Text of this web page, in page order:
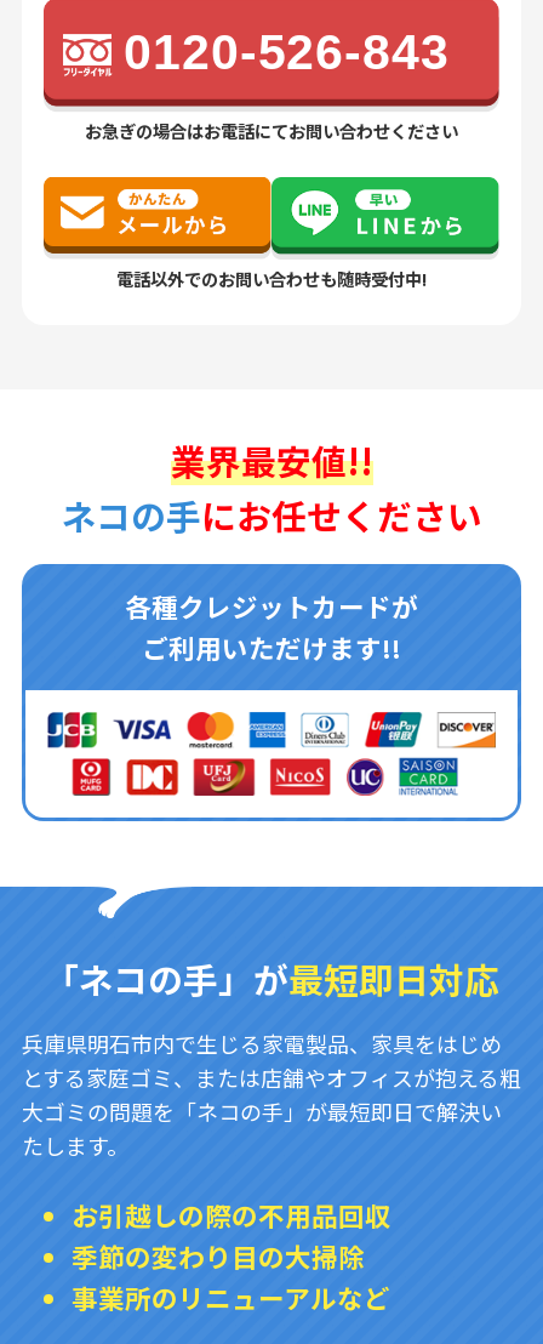
0120-526-843
お急ぎの場合はお電話にてお問い合わせください
電話以外でのお問い合わせも随時受付中!
業界最安値!!
ネコの手にお任せください
各種クレジットカードが
ご利用いただけます!!
「ネコの手」が最短即日対応
兵庫県明石市内で生じる家電製品、家具をはじめ
とする家庭ゴミ、または店舗やオフィスが抱える粗
大ゴミの問題を「ネコの手」が最短即日で解決い
たします。
お引越しの際の不用品回収
季節の変わり目の大掃除
事業所のリニューアルなど